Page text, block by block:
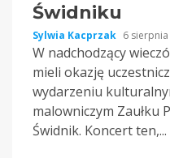
Świdniku
Sylwia Kacprzak 6
W nadchodzący
mieli okazję
wydarzeniu
malowniczym Zaułku
Świdnik. Koncert ten,...